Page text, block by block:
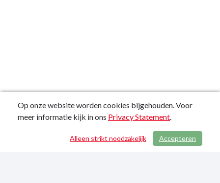
/ 781
Op onze website worden cookies bijgehouden. Voor
meer informatie kijk in ons Privacy Statement.
Accepteren
Alleen strikt noodzakelijk